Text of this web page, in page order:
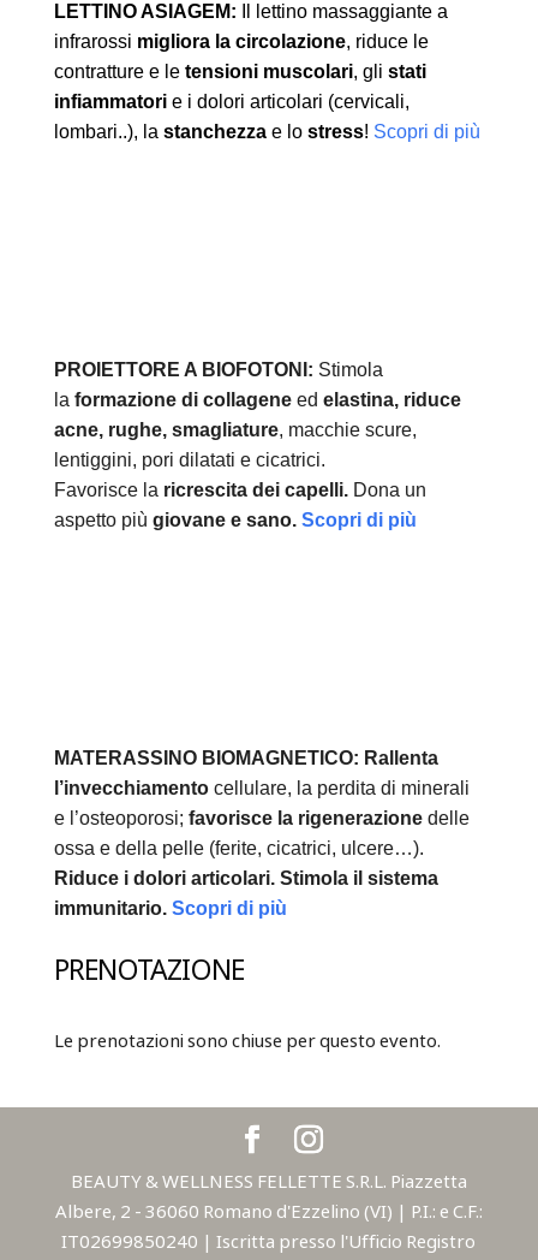
LETTINO ASIAGEM:
Il lettino massaggiante a
infrarossi migliora la circolazione, riduce le
contratture e le tensioni muscolari, gli stati
infiammatori e i dolori articolari (cervicali,
lombari..), la stanchezzae lo stress! Scopri di più
PROIETTORE A BIOFOTONI: Stimola
la formazione di collagene ed elastina, riduce
acne, rughe, smagliature, macchie scure,
lentiggini, pori dilatati e cicatrici.
Favorisce la ricrescita dei capelli. Dona un
aspetto più giovane e sano. Scopri di più
MATERASSINO BIOMAGNETICO: Rallenta
l’invecchiamentocellulare, la perdita di minerali
e l’osteoporosi; favorisce la rigenerazionedelle
ossa e della pelle (ferite, cicatrici, ulcere…).
Riduce i dolori articolari. Stimola il sistema
immunitario. Scopri di più
PRENOTAZIONE
Le prenotazioni sono chiuse per questo evento.
BEAUTY & WELLNESS FELLETTE S.R.L. Piazzetta
Albere, 2 - 36060 Romano d'Ezzelino (VI) | P.I.: e C.F.:
IT02699850240 | Iscritta presso l'Ufficio Registro